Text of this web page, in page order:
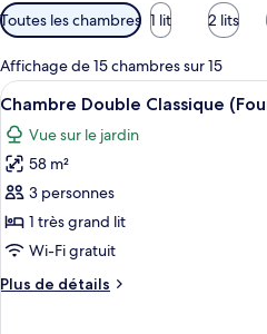
Filtres
disponibles
pour
les
chambres
Toutes les chambres 1 lit 2 lits
Affichage de 15 chambres sur 15
Afficher
toutes
les
photos
pour
ce
type
chambre :
3
Chambre Double Classique
Vue sur le jardin
58 m²
3 personnes
1 très grand lit
Wi-Fi gratuit
Plus de détails
Plus